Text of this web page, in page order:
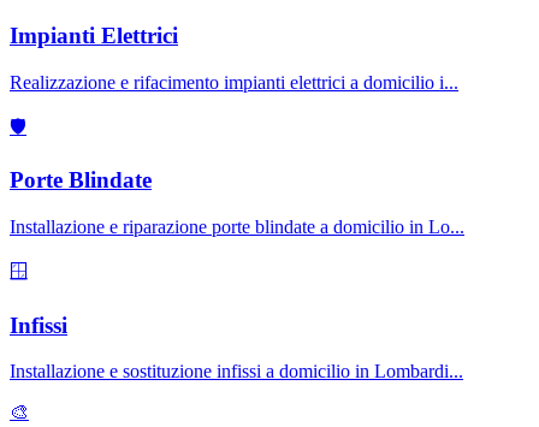
Impianti Elettrici
Realizzazione e rifacimento impianti elettrici a domicilio i...
🛡️
Porte Blindate
Installazione e riparazione porte blindate a domicilio in Lo...
🪟
Infissi
Installazione e sostituzione infissi a domicilio in Lombardi...
🎨